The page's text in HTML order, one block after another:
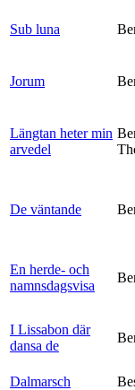
Sub luna
Jorum
Längtan heter min
arvedel
De väntande
En herde- och
namnsdagsvisa
I Lissabon där
dansa de
Dalmarsch